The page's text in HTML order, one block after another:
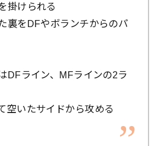
掛けられる
裏をDFやボランチからのパ
DFライン、MFラインの2ラ
空いたサイドから攻める